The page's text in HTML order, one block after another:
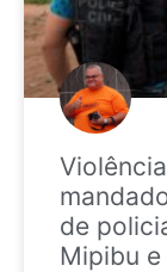
de
Mipibu